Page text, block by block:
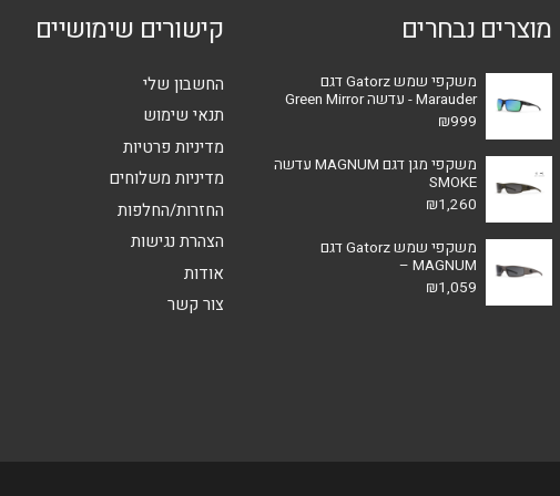
בעמוד
בעמוד
מוצרים נבחרים
משקפי שמש Gatorz דגם
Marauder - עדשה Green Mirror
₪999
משקפי מגן דגם MAGNUM עדשה
SMOKE
₪1,260
משקפי שמש Gatorz דגם
MAGNUM –
₪1,059
קישורים שימושיים
החשבון שלי
תנאי שימוש
מדיניות פרטיות
מדיניות משלוחים
החזרות/החלפות
הצהרת נגישות
אודות
צור קשר